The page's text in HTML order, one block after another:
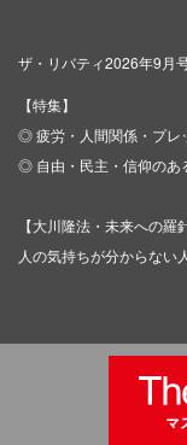
ザ・リバティ2026年9月
【特集】
◎ 疲労・人間関係・プレ
◎ 自由・民主・信仰のあ
【大川隆法・未来への羅
人の気持ちが分からない